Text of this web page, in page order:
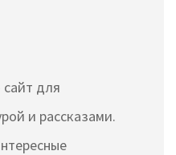
для
и рассказами.